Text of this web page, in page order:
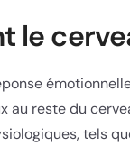
le
au reste du
tels